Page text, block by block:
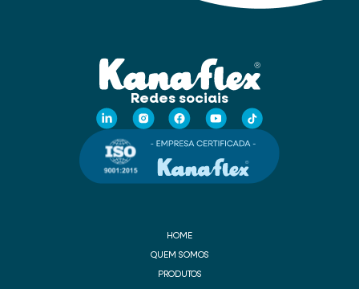
Redes sociais
HOME
QUEM SOMOS
PRODUTOS